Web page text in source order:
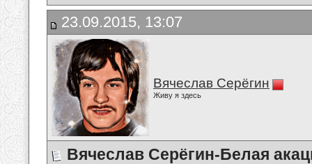
23.09.2015, 13:07
Вячеслав Серёгин
Живу я здесь
Вячеслав Серёгин-Белая